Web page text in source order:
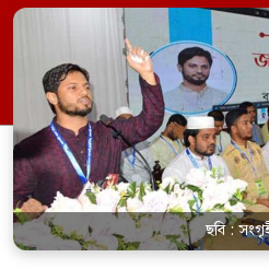
বিজ্ঞান অনুষদের মাঠে
অনুষ্ঠানে প্রধান অতিথির
বলেন। জাহিদুল ইসলাম
এখন একটি দিকহীন
নেই। দেশের নেতৃত্ব
ছবি :